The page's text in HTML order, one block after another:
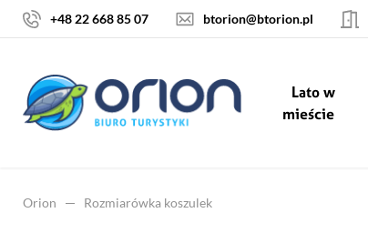
+48 22 668 85 07 btorion@btorion.pl
Lato w
mieście
Orion Rozmiarówka koszulek